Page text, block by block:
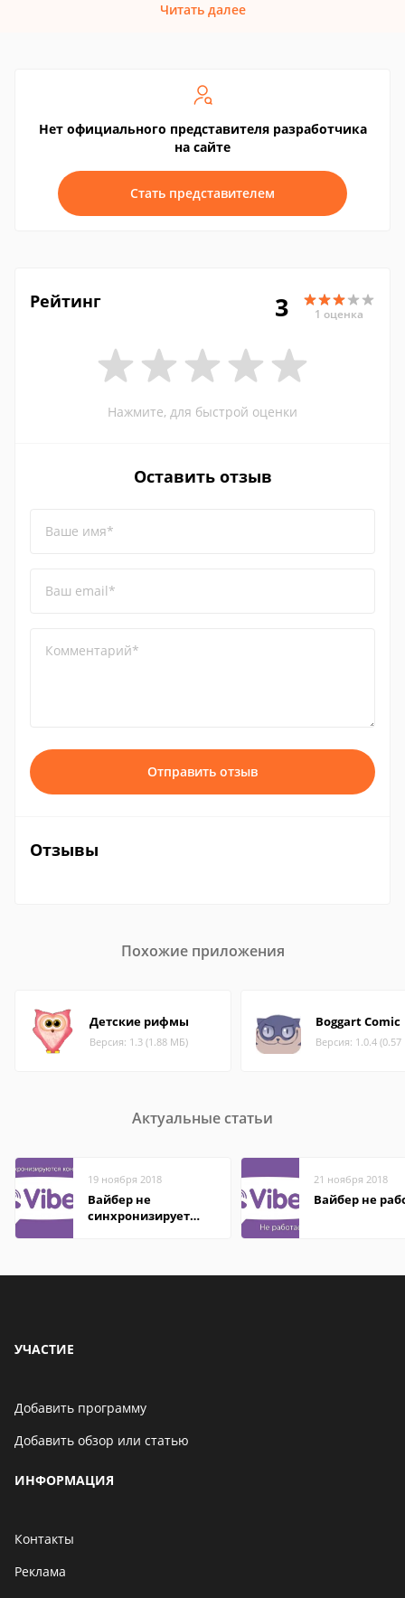
Читать далее
Нет официального представителя разработчика
на сайте
Стать представителем
Рейтинг 3 1 оценка
Нажмите, для быстрой оценки
Оставить отзыв
Ваше имя*
Ваш email*
Комментарий*
Отправить отзыв
Отзывы
Похожие приложения
Детские рифмы
Версия: 1.3 (1.88 МБ)
Boggart Comic
Версия: 1.0.4
Актуальные статьи
19 ноября 2018
Вайбер не
синхронизирует
21 ноября 2018
Вайбер не
УЧАСТИЕ
Добавить программу
Добавить обзор или статью
ИНФОРМАЦИЯ
Контакты
Реклама